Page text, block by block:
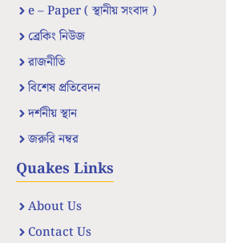
e – Paper ( স্থানীয় সংবাদ )
ব্রেকিং নিউজ
রাজনীতি
বিশেষ প্রতিবেদন
দর্শনীয় স্থান
জরুরি নম্বর
Quakes Links
About Us
Contact Us